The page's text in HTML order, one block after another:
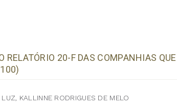
RELATÓRIO 20-F DAS COMPANHIAS QUE
KALLINNE RODRIGUES DE MELO